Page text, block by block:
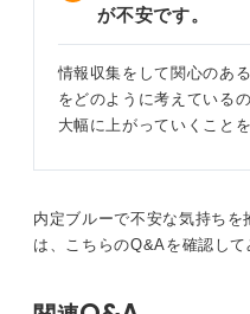
が不安です。
情報収集をして関心のあ
をどのように考えている
大幅に上がっていくこと
内定ブルーで不安な気持ち
は、こちらのQ&Aを確認して